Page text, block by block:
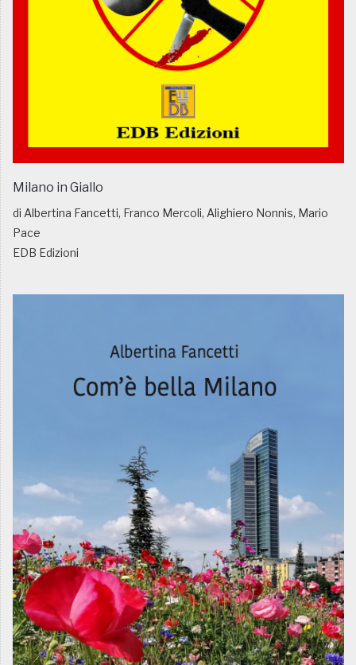
Milano in Giallo
di Albertina Fancetti, Franco Mercoli, Alighiero Nonnis, Mario
Pace
EDB Edizioni